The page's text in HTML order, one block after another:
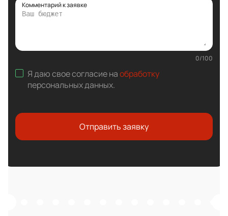
Комментарий к заявке
0/100
Я даю свое согласие наобработку
персональных данных.
Отправить заявку